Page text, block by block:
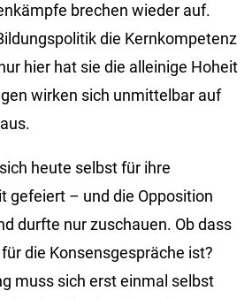
brechen wieder auf.
die Kernkompetenz
hier hat sie die alleinige Hoheit
wirken sich unmittelbar auf
heute selbst für ihre
gefeiert – und die Opposition
durfte nur zuschauen. Ob dass
die Konsensgespräche ist?
muss sich erst einmal selbst